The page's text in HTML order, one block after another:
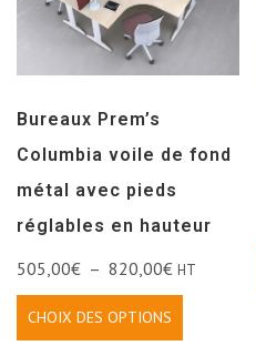
Bureaux Prem’s
Columbia voile de fond
métal avec pieds
réglables en hauteur
505,00€ – 820,00€ HT
CHOIX DES OPTIONS